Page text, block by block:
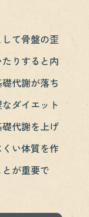
て骨盤の歪
りすると内
代謝が落ち
ダイエット
代謝を上げ
い体質を作
が重要で